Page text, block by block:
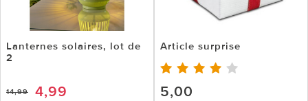
Lanternes solaires, lot de
2
14,99 4,99
Article surprise
5,00